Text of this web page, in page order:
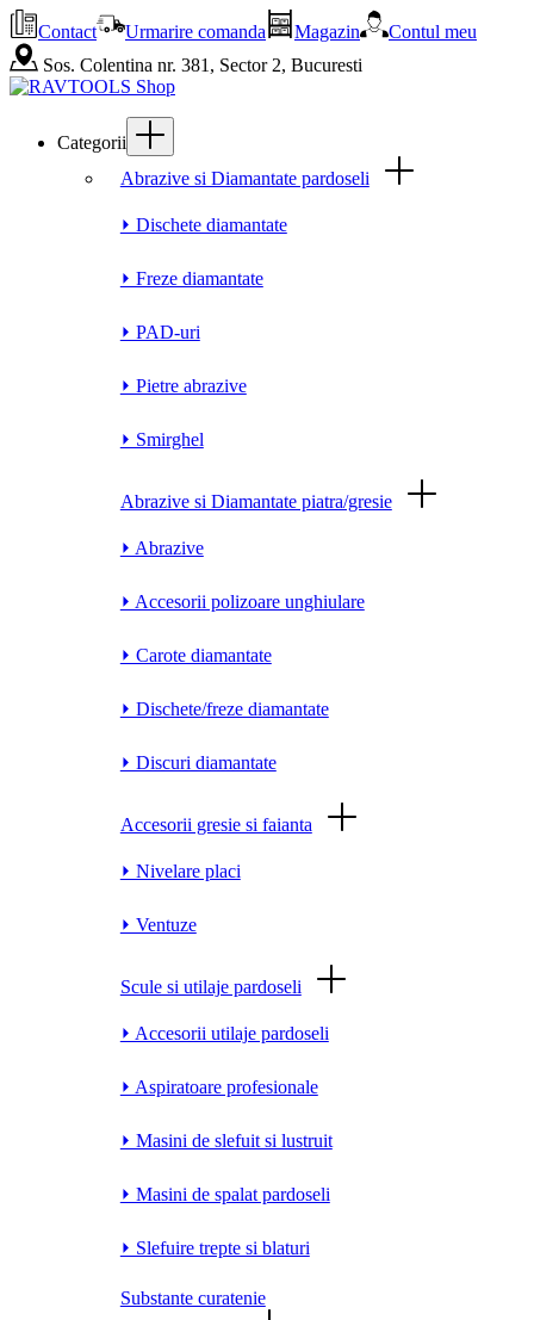
Contact Urmarire comanda Magazin
Contul meu
Sos. Colentina nr. 381, Sector 2, Bucuresti
Categorii
Abrazive si Diamantate pardoseli
⏵ Dischete diamantate
⏵ Freze diamantate
⏵ PAD-uri
⏵ Pietre abrazive
⏵ Smirghel
Abrazive si Diamantate piatra/gresie
⏵ Abrazive
⏵ Accesorii polizoare unghiulare
⏵ Carote diamantate
⏵ Dischete/freze diamantate
⏵ Discuri diamantate
Accesorii gresie si faianta
⏵ Nivelare placi
⏵ Ventuze
Scule si utilaje pardoseli
⏵ Accesorii utilaje pardoseli
⏵ Aspiratoare profesionale
⏵ Masini de slefuit si lustruit
⏵ Masini de spalat pardoseli
⏵ Slefuire trepte si blaturi
Substante curatenie